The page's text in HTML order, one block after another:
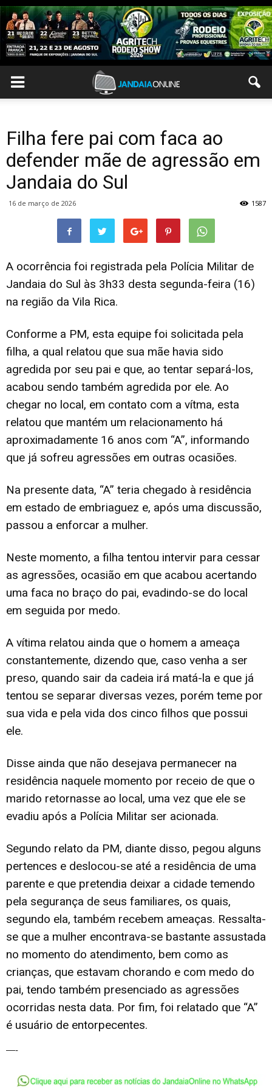
Filha fere pai com faca ao
defender mãe de agressão em
Jandaia do Sul
16 de março de 2026 1587
A ocorrência foi registrada pela Polícia Militar de
Jandaia do Sul às 3h33 desta segunda-feira (16)
na região da Vila Rica.
Conforme a PM, esta equipe foi solicitada pela
filha, a qual relatou que sua mãe havia sido
agredida por seu pai e que, ao tentar separá-los,
acabou sendo também agredida por ele. Ao
chegar no local, em contato com a vítma, esta
relatou que mantém um relacionamento há
aproximadamente 16 anos com “A”, informando
que já sofreu agressões em outras ocasiões.
Na presente data, “A” teria chegado à residência
em estado de embriaguez e, após uma discussão,
passou a enforcar a mulher.
Neste momento, a filha tentou intervir para cessar
as agressões, ocasião em que acabou acertando
uma faca no braço do pai, evadindo-se do local
em seguida por medo.
A vítima relatou ainda que o homem a ameaça
constantemente, dizendo que, caso venha a ser
preso, quando sair da cadeia irá matá-la e que já
tentou se separar diversas vezes, porém teme por
sua vida e pela vida dos cinco filhos que possui
ele.
Disse ainda que não desejava permanecer na
residência naquele momento por receio de que o
marido retornasse ao local, uma vez que ele se
evadiu após a Polícia Militar ser acionada.
Segundo relato da PM, diante disso, pegou alguns
pertences e deslocou-se até a residência de uma
parente e que pretendia deixar a cidade temendo
pela segurança de seus familiares, os quais,
segundo ela, também recebem ameaças. Ressalta-
se que a mulher encontrava-se bastante assustada
no momento do atendimento, bem como as
crianças, que estavam chorando e com medo do
pai, tendo também presenciado as agressões
ocorridas nesta data. Por fim, foi relatado que “A”
é usuário de entorpecentes.
—-